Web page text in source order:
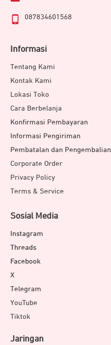
087834601568
Informasi
Tentang Kami
Kontak Kami
Lokasi Toko
Cara Berbelanja
Konfirmasi Pembayaran
Informasi Pengiriman
Pembatalan dan Pengembalian
Corporate Order
Privacy Policy
Terms & Service
Sosial Media
Instagram
Threads
Facebook
X
Telegram
YouTube
Tiktok
Jaringan